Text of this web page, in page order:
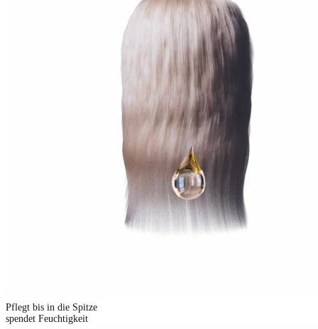
Pflegt bis in die Spitze
spendet Feuchtigkeit